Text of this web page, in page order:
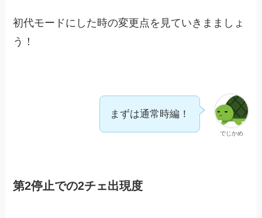
初代モードにした時の変更点を見ていきまましょ
う！
でじかめ
まずは通常時編！
第2停止での2チェ出現度